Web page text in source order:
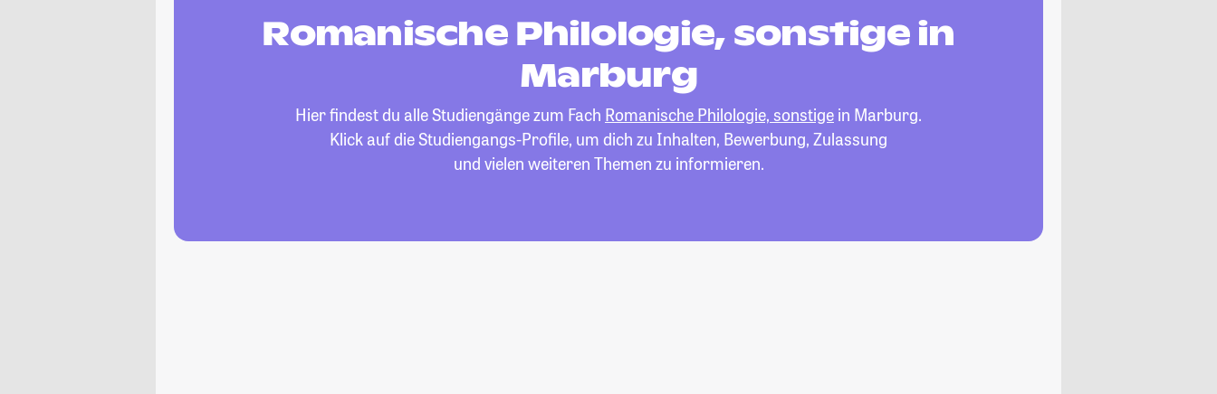
Romanische Philologie, sonstige in
Marburg
Hier findest du alle Studiengänge zum Fach Romanische Philologie, sonstige in Marburg.
Klick auf die Studiengangs-Profile, um dich zu Inhalten, Bewerbung, Zulassung
und vielen weiteren Themen zu informieren.